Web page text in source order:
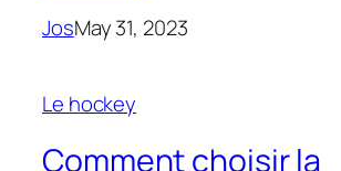
JosMay 31, 2023
Le hockey
Comment choisir la